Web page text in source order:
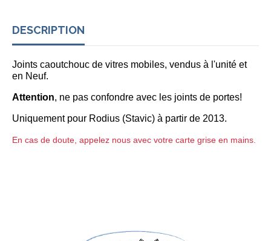
DESCRIPTION
Joints caoutchouc de vitres mobiles, vendus à l'unité et
en Neuf.
Attention, ne pas confondre avec les joints de portes!
Uniquement pour Rodius (Stavic) à partir de 2013.
En cas de doute, appelez nous avec votre carte grise en mains.